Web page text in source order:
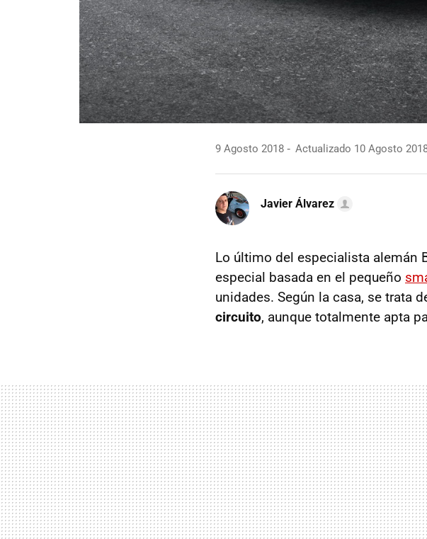
9 Agosto 2018 Actualizado 10 Agosto
Javier Álvarez
Lo último del especialista alemán
especial basada en el pequeño
unidades. Según la casa, se trata
circuito, aunque totalmente apta